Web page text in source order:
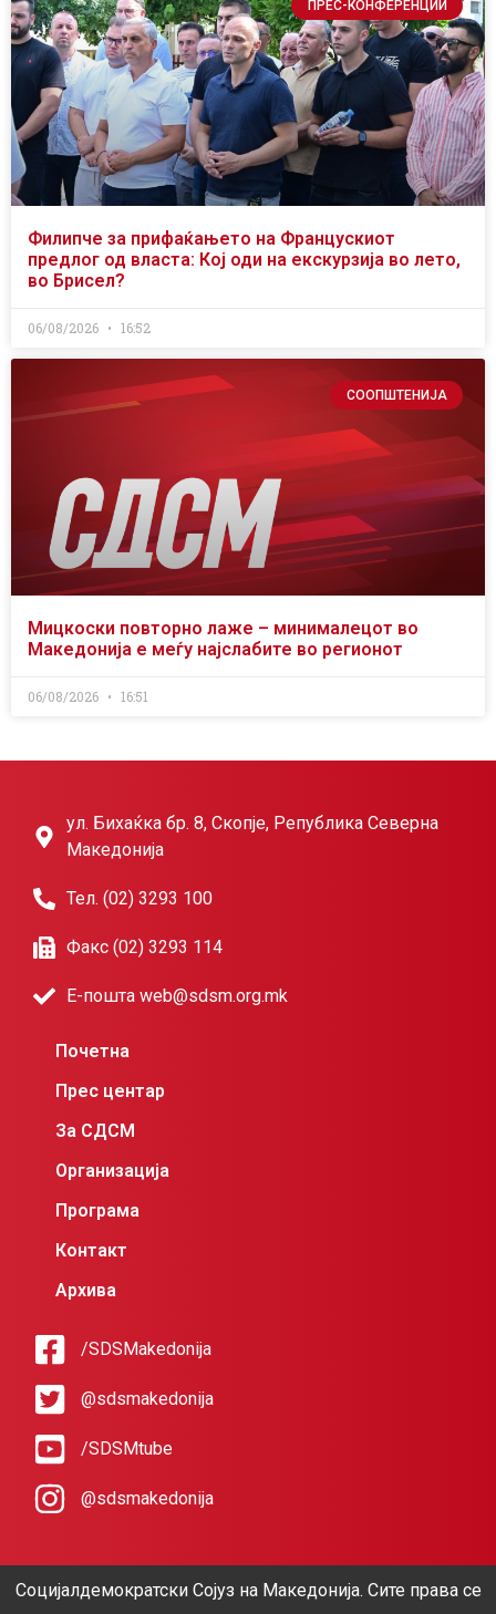
ПРЕС-КОНФЕРЕНЦИИ
Филипче за прифаќањето на Францускиот
предлог од власта: Кој оди на екскурзија во лето,
во Брисел?
06/08/2026 16:52
СООПШТЕНИЈА
Мицкоски повторно лаже – минималецот во
Македонија е меѓу најслабите во регионот
06/08/2026 16:51
ул. Бихаќка бр. 8, Скопје, Република Северна
Македонија
Тел. (02) 3293 100
Факс (02) 3293 114
Е-пошта web@sdsm.org.mk
Почетна
Прес центар
За СДСМ
Организација
Програма
Контакт
Архива
/SDSMakedonija
@sdsmakedonija
/SDSMtube
@sdsmakedonija
Социјалдемократски Сојуз на Македонија. Сите права се